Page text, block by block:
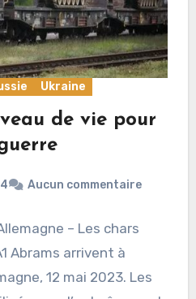
Ukraine
de vie pour
Aucun commentaire
– Les chars
Abrams arrivent à
12 mai 2023. Les